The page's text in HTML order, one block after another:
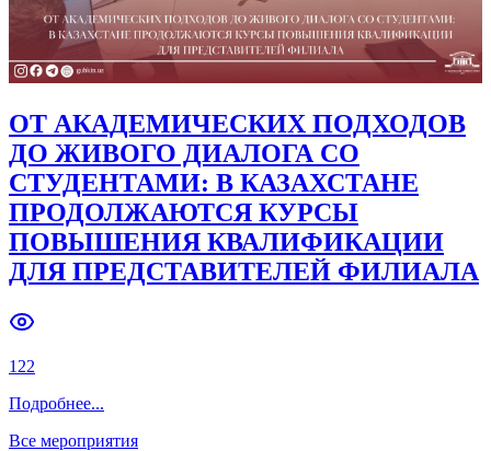
ОТ АКАДЕМИЧЕСКИХ ПОДХОДОВ
ДО ЖИВОГО ДИАЛОГА СО
СТУДЕНТАМИ: В КАЗАХСТАНЕ
ПРОДОЛЖАЮТСЯ КУРСЫ
ПОВЫШЕНИЯ КВАЛИФИКАЦИИ
ДЛЯ ПРЕДСТАВИТЕЛЕЙ ФИЛИАЛА
122
Подробнее...
Все мероприятия